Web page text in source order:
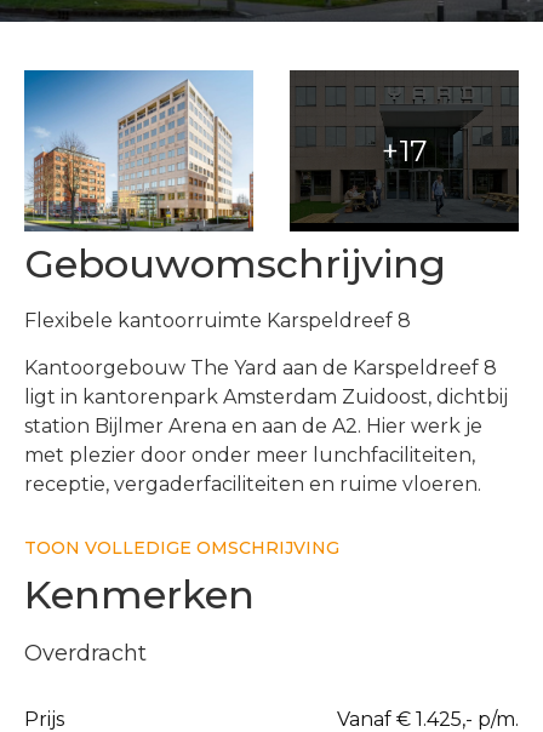
Gebouwomschrijving
Flexibele kantoorruimte Karspeldreef 8
Kantoorgebouw The Yard aan de Karspeldreef 8
ligt in kantorenpark Amsterdam Zuidoost, dichtbij
station Bijlmer Arena en aan de A2. Hier werk je
met plezier door onder meer lunchfaciliteiten,
receptie, vergaderfaciliteiten en ruime vloeren.
TOON VOLLEDIGE OMSCHRIJVING
Kenmerken
Overdracht
Prijs Vanaf € 1.425,- p/m.